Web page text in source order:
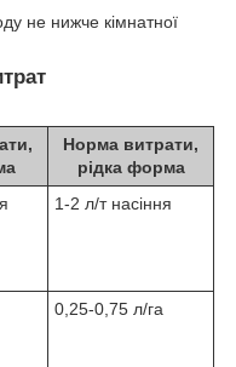
не нижче кімнатної
Норма витрати,
рідка форма
1-2 л/т насіння
0,25-0,75 л/га